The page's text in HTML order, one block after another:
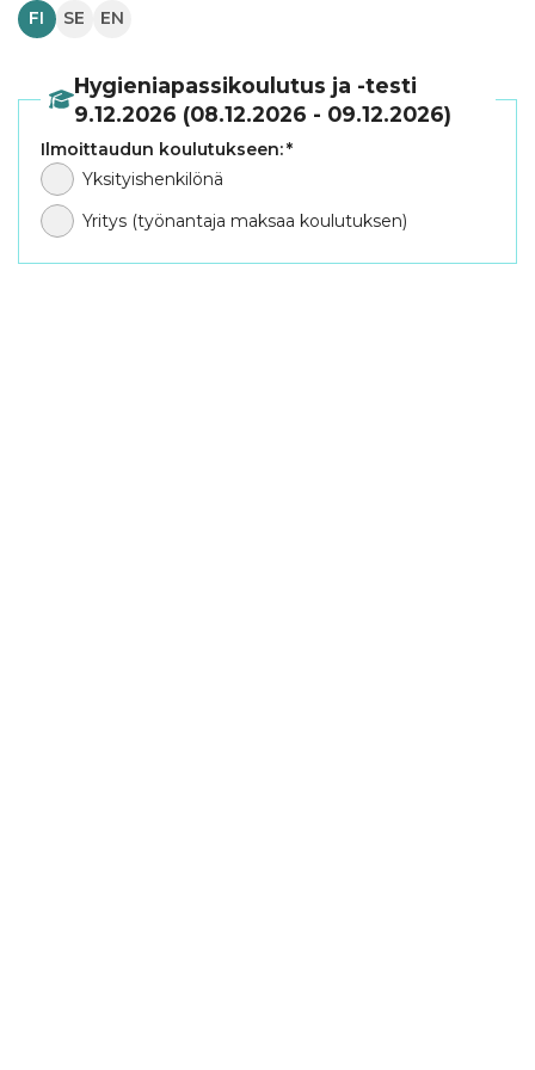
FI SE EN
Hygieniapassikoulutus ja -testi
9.12.2026 (08.12.2026 - 09.12.2026)
Ilmoittaudun koulutukseen:*
Yksityishenkilönä
Yritys (työnantaja maksaa koulutuksen)